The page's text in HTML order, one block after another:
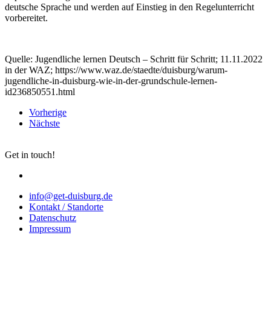
deutsche Sprache und werden auf Einstieg in den Regelunterricht
vorbereitet.
Quelle: Jugendliche lernen Deutsch – Schritt für Schritt; 11.11.2022
in der WAZ; https://www.waz.de/staedte/duisburg/warum-
jugendliche-in-duisburg-wie-in-der-grundschule-lernen-
id236850551.html
Vorherige
Nächste
Get in touch!
info@get-duisburg.de
Kontakt / Standorte
Datenschutz
Impressum